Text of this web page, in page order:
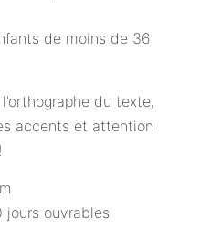
de moins de 36
du texte,
accents et attention
jours ouvrables